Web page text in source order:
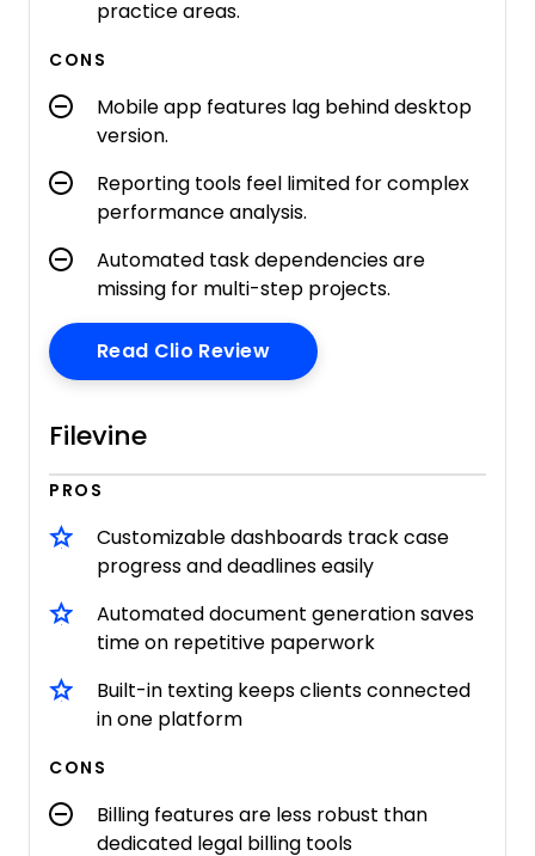
practice areas.
CONS
Mobile app features lag behind desktop
version.
Reporting tools feel limited for complex
performance analysis.
Automated task dependencies are
missing for multi-step projects.
Read Clio ReviewOpens New Window
Filevine
PROS
Customizable dashboards track case
progress and deadlines easily
Automated document generation saves
time on repetitive paperwork
Built-in texting keeps clients connected
in one platform
CONS
Billing features are less robust than
dedicated legal billing tools